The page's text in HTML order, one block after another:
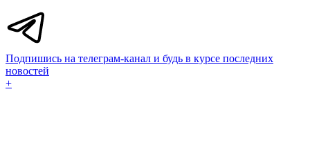
Подпишись на телеграм-канал и будь в курсе последних
новостей
+